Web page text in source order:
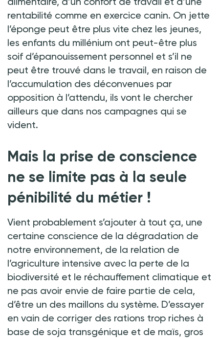
rentabilité comme en exercice canin. On jette
l’éponge peut être plus vite chez les jeunes,
les enfants du millénium ont peut-être plus
soif d’épanouissement personnel et s’il ne
peut être trouvé dans le travail, en raison de
l’accumulation des déconvenues par
opposition à l’attendu, ils vont le chercher
ailleurs que dans nos campagnes qui se
vident.
Mais la prise de conscience
ne se limite pas à la seule
pénibilité du métier !
Vient probablement s’ajouter à tout ça, une
certaine conscience de la dégradation de
notre environnement, de la relation de
l’agriculture intensive avec la perte de la
biodiversité et le réchauffement climatique et
ne pas avoir envie de faire partie de cela,
d’être un des maillons du système. D’essayer
en vain de corriger des rations trop riches à
base de soja transgénique et de maïs, gros